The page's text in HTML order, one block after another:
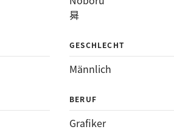
曻
GESCHLECHT
Männlich
BERUF
Grafiker